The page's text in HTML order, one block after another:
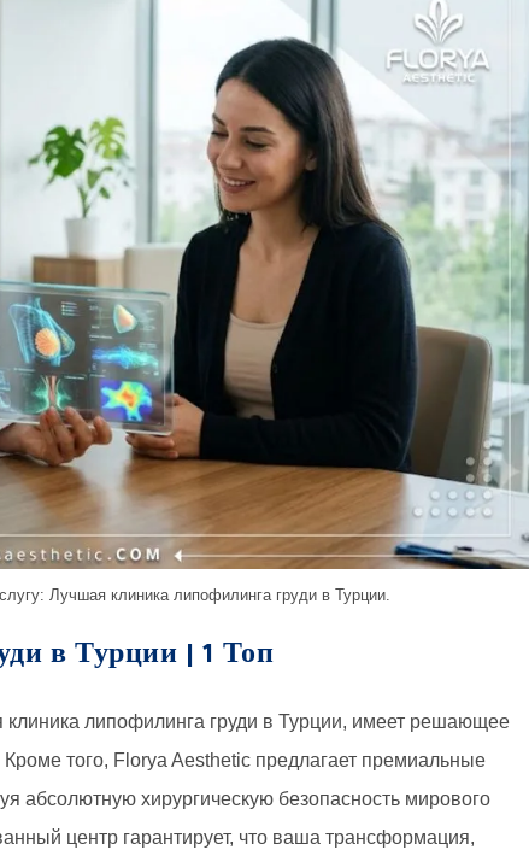
Лучшая клиника липофилинга груди в Турции.
в Турции | 1 Топ
липофилинга груди в Турции, имеет решающее
того, Florya Aesthetic предлагает премиальные
абсолютную хирургическую безопасность мирового
центр гарантирует, что ваша трансформация,